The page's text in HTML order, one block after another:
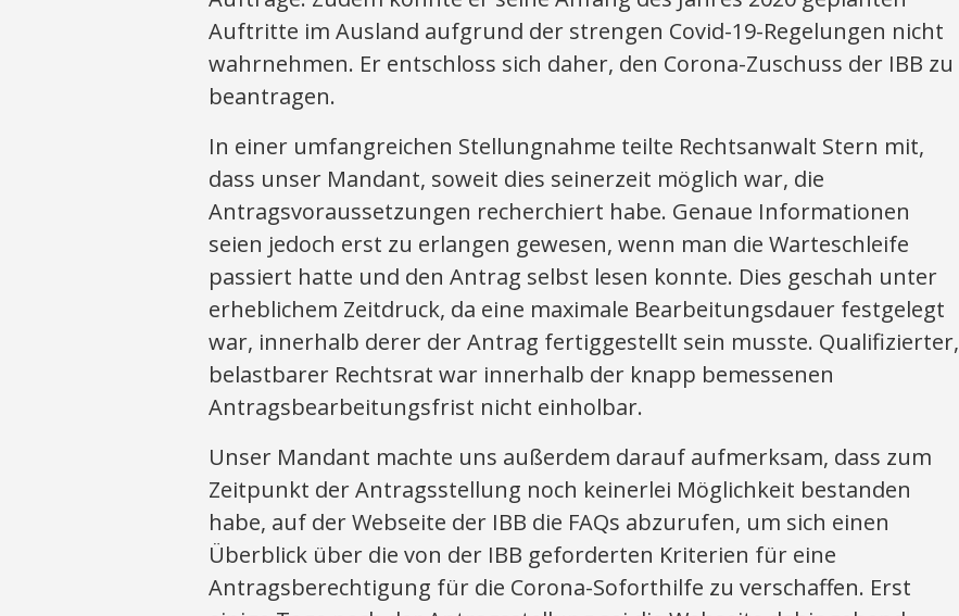
Auftritte im Ausland aufgrund der strengen Covid-19-Regelungen nicht
wahrnehmen. Er entschloss sich daher, den Corona-Zuschuss der IBB zu
beantragen.
In einer umfangreichen Stellungnahme teilte Rechtsanwalt Stern mit,
dass unser Mandant, soweit dies seinerzeit möglich war, die
Antragsvoraussetzungen recherchiert habe. Genaue Informationen
seien jedoch erst zu erlangen gewesen, wenn man die Warteschleife
passiert hatte und den Antrag selbst lesen konnte. Dies geschah unter
erheblichem Zeitdruck, da eine maximale Bearbeitungsdauer festgelegt
war, innerhalb derer der Antrag fertiggestellt sein musste. Qualifizierter,
belastbarer Rechtsrat war innerhalb der knapp bemessenen
Antragsbearbeitungsfrist nicht einholbar.
Unser Mandant machte uns außerdem darauf aufmerksam, dass zum
Zeitpunkt der Antragsstellung noch keinerlei Möglichkeit bestanden
habe, auf der Webseite der IBB die FAQs abzurufen, um sich einen
Überblick über die von der IBB geforderten Kriterien für eine
Antragsberechtigung für die Corona-Soforthilfe zu verschaffen. Erst